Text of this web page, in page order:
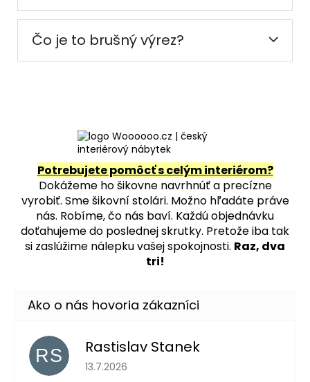
Čo je to brušný výrez?
Potrebujete pomôcť s celým interiérom?
Dokážeme ho šikovne navrhnúť a precízne
vyrobiť. Sme šikovní stolári. Možno hľadáte práve
nás. Robíme, čo nás baví. Každú objednávku
doťahujeme do poslednej skrutky. Pretože iba tak
si zaslúžime nálepku vašej spokojnosti. Raz, dva
tri!
RS Rastislav Stanek
Hodnotenie obchodu je 5 z 5 hviezdičiek.
13.7.2026